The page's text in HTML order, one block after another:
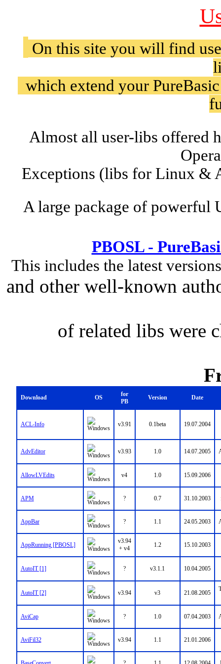
On this site you will find
which extend your
Almost all user-libs offered
Exceptions (libs for Linux &
A large package of powerful
PBOSL -
This includes the latest
and other well-known
of related libs were
Download OS
for
PB
Version Date
ACL-Info v3.91 0.1beta 19.07.2004
AdvEditor v3.93 1.0 14.07.2005
AllowLVEdits v4 1.0 15.09.2006
APM ? 0.7 31.10.2003
AppBar ? 1.1 24.05.2003
AppRunning [PBOSL]
v3.94
+ v4
1.2 15.10.2003
AutoIT [1] ? v3.1.1 10.04.2005
AutoIT [2] v3.94 v3 21.08.2005
AviCap ? 1.0 07.04.2003
AviFil32 v3.94 1.1 21.01.2006